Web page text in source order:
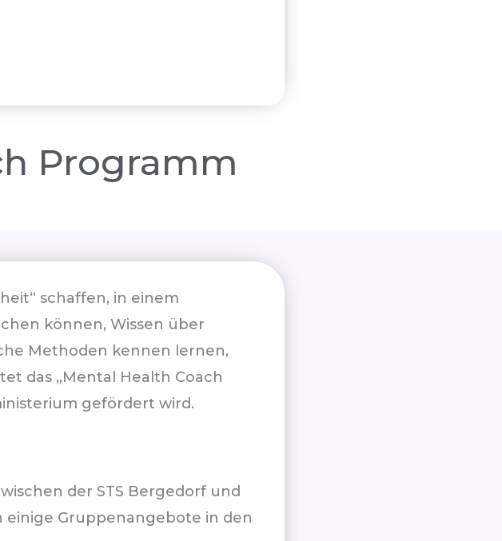
Programm
schaffen, in einem
können, Wissen über
Methoden kennen lernen,
das „Mental Health Coach
gefördert wird.
der STS Bergedorf und
Gruppenangebote in den